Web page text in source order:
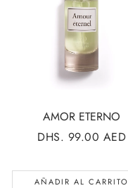
AMOR ETERNO
PRECIO
DHS. 99.00 AED
AÑADIR AL CARRITO